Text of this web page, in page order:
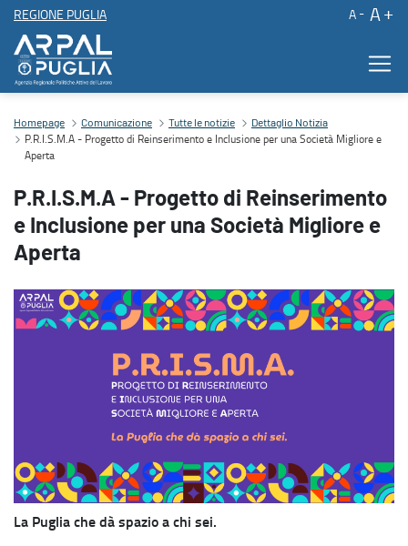
REGIONE PUGLIA A A
P.R.I.S.M.A - Progetto di Reinserimento e Inclusione per una
Contenuto principale
Homepage Comunicazione Tutte le notizie Dettaglio Notizia
P.R.I.S.M.A - Progetto di Reinserimento e Inclusione per una Società Migliore e
Aperta
P.R.I.S.M.A - Progetto di Reinserimento
e Inclusione per una Società Migliore e
Aperta
La Puglia che dà spazio a chi sei.